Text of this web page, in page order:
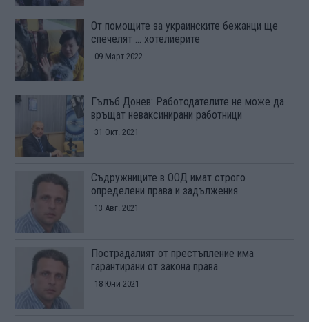
От помощите за украинските бежанци ще
спечелят ... хотелиерите
09 Март 2022
Гълъб Донев: Работодателите не може да
връщат неваксинирани работници
31 Окт. 2021
Съдружниците в ООД имат строго
определени права и задължения
13 Авг. 2021
Пострадалият от престъпление има
гарантирани от закона права
18 Юни 2021